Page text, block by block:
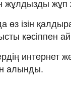
жұлдызды
өз ізін
кәсіппен
интернет
алынды.